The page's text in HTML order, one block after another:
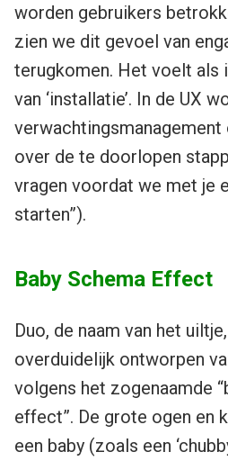
worden gebruikers
zien we dit gevoel van
terugkomen. Het voelt als
van ‘installatie’. In de UX
over de te doorlopen
vragen voordat we met je
starten”).
Baby Schema Effect
Duo, de naam van het
overduidelijk ontworpen
volgens het zogenaamde
effect”. De grote ogen en
een baby (zoals een